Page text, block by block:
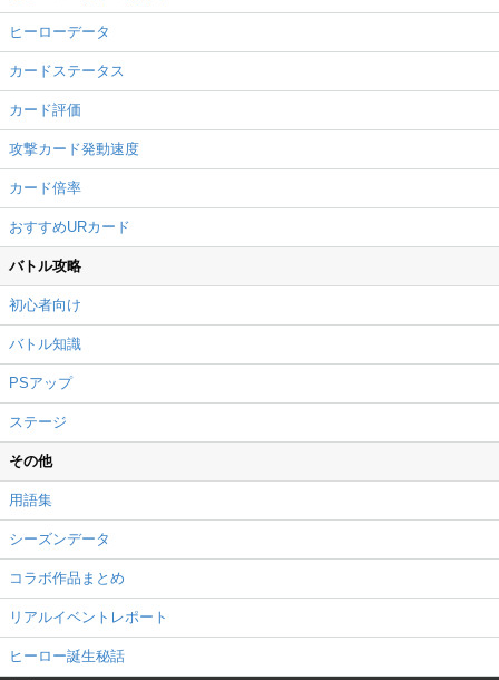
ヒーローデータ
カードステータス
カード評価
攻撃カード発動速度
カード倍率
おすすめURカード
バトル攻略
初心者向け
バトル知識
PSアップ
ステージ
その他
用語集
シーズンデータ
コラボ作品まとめ
リアルイベントレポート
ヒーロー誕生秘話